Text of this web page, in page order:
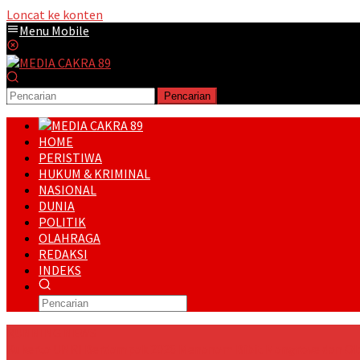
Loncat ke konten
Menu Mobile
Pencarian
HOME
PERISTIWA
HUKUM & KRIMINAL
NASIONAL
DUNIA
POLITIK
OLAHRAGA
REDAKSI
INDEKS